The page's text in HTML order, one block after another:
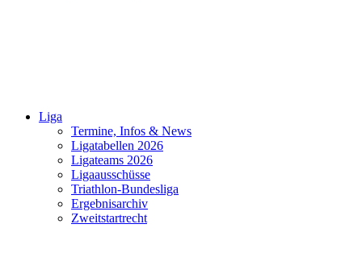
Liga
Termine, Infos & News
Ligatabellen 2026
Ligateams 2026
Ligaausschüsse
Triathlon-Bundesliga
Ergebnisarchiv
Zweitstartrecht